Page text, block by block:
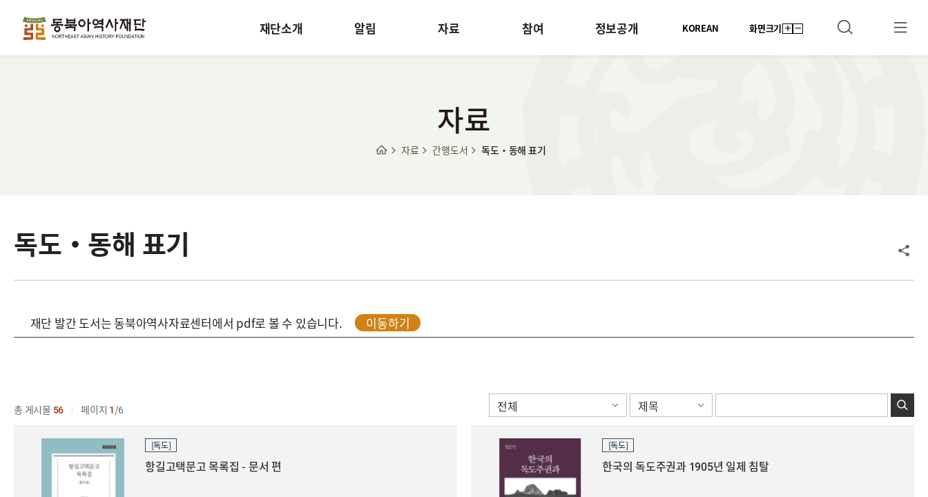
재단소개 알림 자료 참여 정보공개 KOREAN 화면크기
자료
자료 간행도서 독도·동해 표기
독도·동해 표기
재단 발간 도서는 동북아역사자료센터에서 pdf로 볼 수 있습니다. 이동하기
총 게시물 56 페이지 1 6
[독도]
항길고택문고 목록집 - 문서 편
[독도]
한국의 독도주권과 1905년 일제 침탈